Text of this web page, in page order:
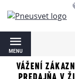
MENU
VÁŽENÍ